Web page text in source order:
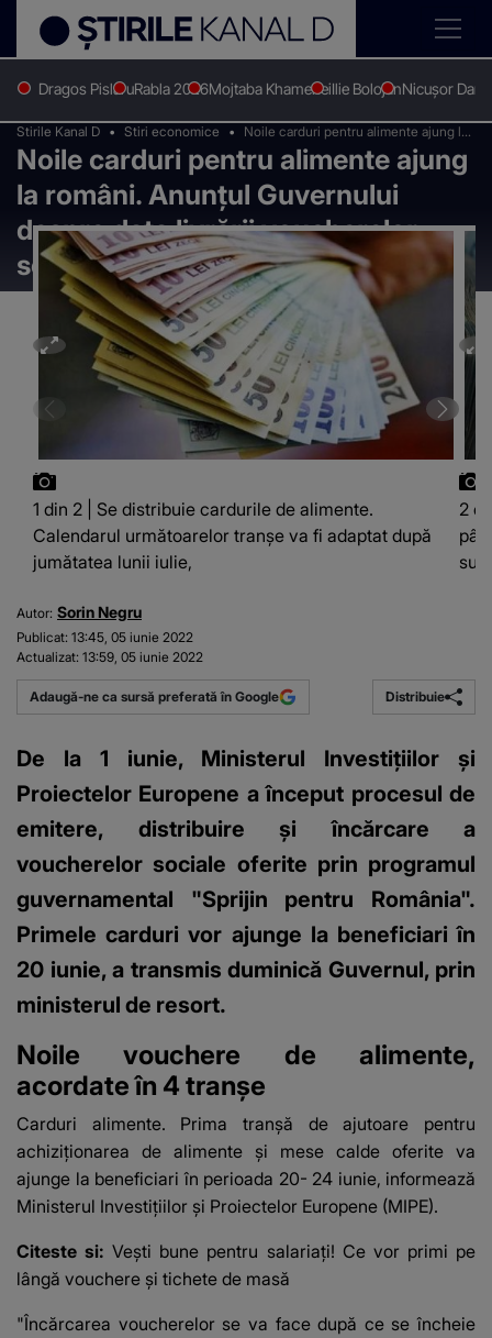
Dragos PislaruRabla 2026Mojtaba KhameneiIlie BolojanNicușor Dan
Stirile Kanal D Stiri economice
Noile carduri pentru alimente ajung la
români. Anunțul Guvernului despre
data livrării voucherelor sociale
Noile carduri pentru alimente ajung
la români. Anunțul Guvernului
despre data livrării voucherelor
sociale
1 din 2 | Se distribuie cardurile de alimente.
Calendarul următoarelor tranşe va fi adaptat după
jumătatea lunii iulie,
2
Autor: Sorin Negru
Publicat: 13:45, 05 iunie 2022
Actualizat: 13:59, 05 iunie 2022
Adaugă-ne ca sursă preferată în Google Distribuie
De la 1 iunie, Ministerul Investiţiilor şi
Proiectelor Europene a început procesul de
emitere, distribuire şi încărcare a
voucherelor sociale oferite prin programul
guvernamental "Sprijin pentru România".
Primele carduri vor ajunge la beneficiari în
20 iunie, a transmis duminică Guvernul, prin
ministerul de resort.
Noile vouchere de alimente,
acordate în 4 tranșe
Carduri alimente. Prima tranşă de ajutoare pentru
achiziţionarea de alimente şi mese calde oferite va
ajunge la beneficiari în perioada 20- 24 iunie, informează
Ministerul Investiţiilor şi Proiectelor Europene (MIPE).
Citeste si:Vești bune pentru salariați! Ce vor primi pe
lângă vouchere și tichete de masă
"Încărcarea voucherelor se va face după ce se încheie